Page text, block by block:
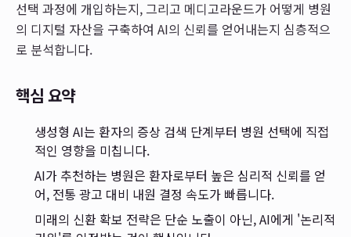
선택 과정에 개입하는지, 그리고 메디고라운드가 어떻게 병원
의 디지털 자산을 구축하여 AI의 신뢰를 얻어내는지 심층적으
로 분석합니다.
핵심 요약
생성형 AI는 환자의 증상 검색 단계부터 병원 선택에 직접
적인 영향을 미칩니다.
AI가 추천하는 병원은 환자로부터 높은 심리적 신뢰를 얻
어, 전통 광고 대비 내원 결정 속도가 빠릅니다.
미래의 신환 확보 전략은 단순 노출이 아닌, AI에게 '논리적